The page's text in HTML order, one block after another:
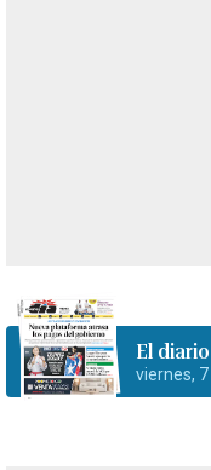
El
viernes,